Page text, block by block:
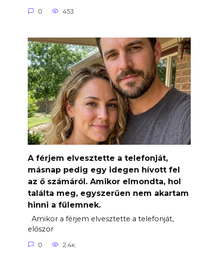
0 453
A férjem elvesztette a telefonját,
másnap pedig egy idegen hívott fel
az ő számáról. Amikor elmondta, hol
találta meg, egyszerűen nem akartam
hinni a fülemnek.
Amikor a férjem elvesztette a telefonját,
először
0 2.4к.